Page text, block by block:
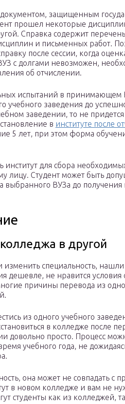
защищенным
прошел некоторые
Справка содержит
и письменных работ.
после сессии, когда
с долгами невозможен,
об отчислении.
испытаний в принимающем
учебного заведения до
заведении, то не придется
в институте после
5 лет, при этом форма
институт для сбора
лицу. Студент может быть
выбранного ВУЗа до получения
в другой
специальность, нашли
дешевле, не нравится
причины перевода из
из одного учебного
в колледже после
довольно просто. Процесс
учебного года, не
она может не совпадать с
в новом колледже и вам не
студенты как из колледжей,